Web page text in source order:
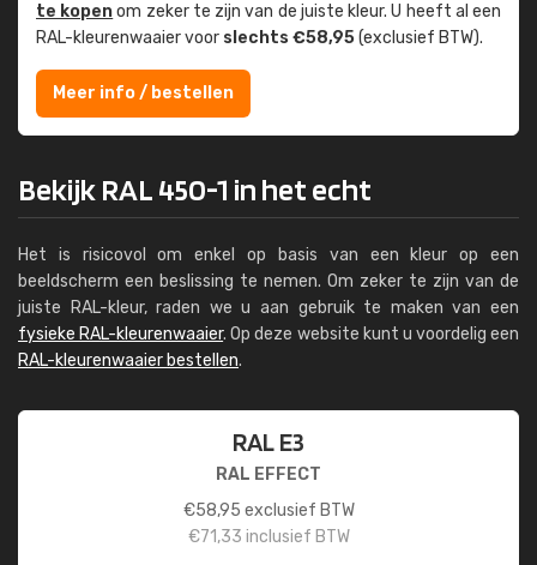
te kopenom zeker te zijn van de juiste kleur. U heeft al een
RAL-kleuren­waaier voor slechts €58,95(exclusief BTW).
Meer info / bestellen
Bekijk RAL 450-1 in het echt
Het is risicovol om enkel op basis van een kleur op een
beeldscherm een beslissing te nemen. Om zeker te zijn van de
juiste RAL-kleur, raden we u aan gebruik te maken van een
fysieke RAL-kleurenwaaier. Op deze website kunt u voordelig een
RAL-kleurenwaaier bestellen.
RAL E3
RAL EFFECT
€58,95 exclusief BTW
€71,33 inclusief BTW